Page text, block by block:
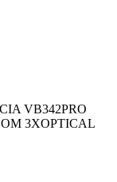
VB342PRO
3XOPTICAL